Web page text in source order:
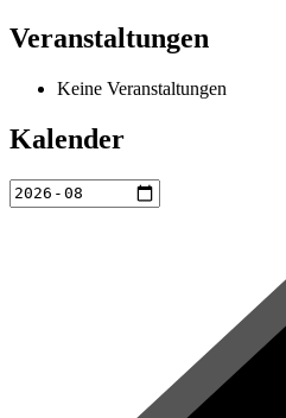
Veranstaltungen
Keine Veranstaltungen
Kalender